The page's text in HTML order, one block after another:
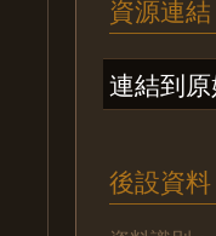
資源連結
連結到
後設資料